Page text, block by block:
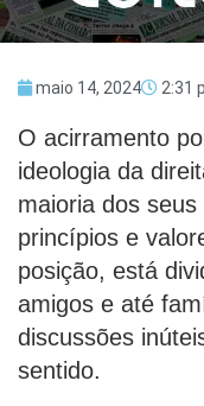
maio 14, 2024 2:31
O acirramento
ideologia da
maioria dos
princípios e
posição, está
amigos e até
discussões
sentido.